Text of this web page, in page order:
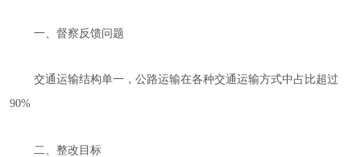
一、 督察 反馈问题
交通运输结构单一，公路运输在各种交通运输方式中占比超过
90%
二、整改目标